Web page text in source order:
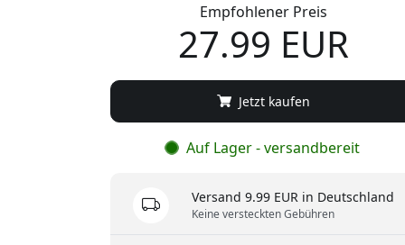
Empfohlener Preis
27.99 EUR
Jetzt kaufen
Auf Lager - versandbereit
Versand 9.99 EUR in Deutschland
Keine versteckten Gebühren